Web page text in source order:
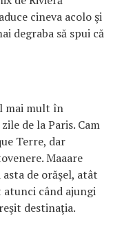
cineva acolo şi
degraba să spui că
mai mult în
de la Paris. Cam
Terre, dar
Maaare
asta de orăşel, atât
când ajungi
destinaţia.